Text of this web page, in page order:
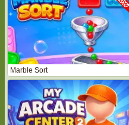
Marble Sort